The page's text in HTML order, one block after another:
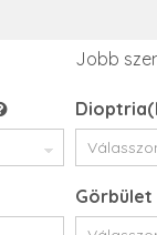
Jobb
Görbület